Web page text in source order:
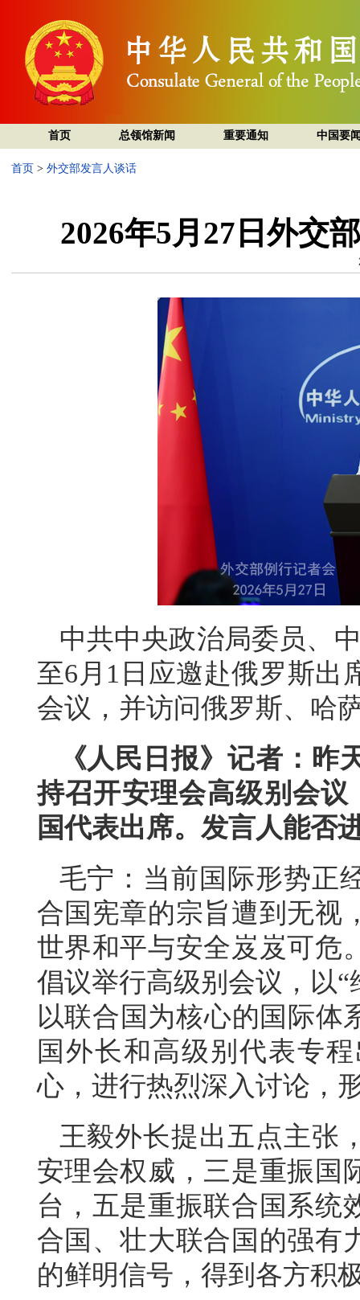
首页 总领馆新闻 重要通知 中国要
首页 > 外交部发言人谈话
2026年5月27日外交
中共中央政治局委员、
至6月1日应邀赴俄罗斯出
会议，并访问俄罗斯、哈
《人民日报》记者：
持召开安理会高级别会议
国代表出席。发言人能否
毛宁：当前国际形势正
合国宪章的宗旨遭到无视
世界和平与安全岌岌可危
倡议举行高级别会议，以
以联合国为核心的国际体
国外长和高级别代表专
心，进行热烈深入讨论，
王毅外长提出五点主张
安理会权威，三是重振国
台，五是重振联合国系统
合国、壮大联合国的强有
的鲜明信号，得到各方积